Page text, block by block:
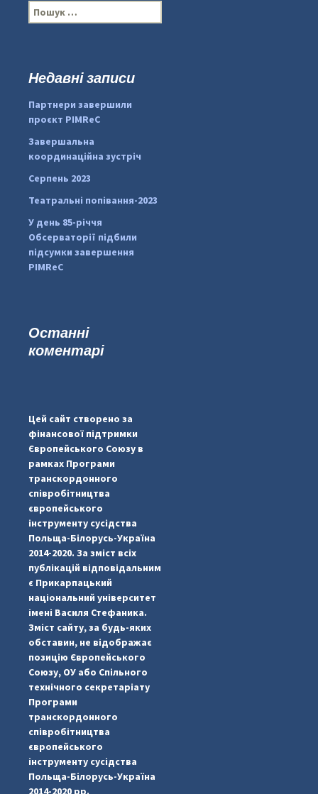
pimrec_project
#PipIvanToday
pimrec_project
П
о
:Недавні записи
Партнери завершили
проєкт PIMReC
Завершальна
координаційна зустріч
Серпень 2023
Театральні попівання-2023
У день 85-річчя
Обсерваторії підбили
підсумки завершення
PIMReC
Останні
коментарі
Цей сайт створено за
фінансової підтримки
Європейського Союзу в
рамках Програми
транскордонного
співробітництва
європейського
інструменту сусідства
Польща-Білорусь-Україна
2014-2020. За зміст всіх
публікацій відповідальним
є Прикарпацький
національний університет
імені Василя Стефаника.
Зміст сайту, за будь-яких
обставин, не відображає
позицію Європейського
Союзу, ОУ або Спільного
технічного секретаріату
Програми
транскордонного
співробітництва
європейського
інструменту сусідства
Польща-Білорусь-Україна
2014-2020 рр.